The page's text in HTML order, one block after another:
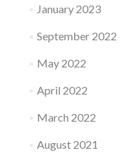
January 2023
September 2022
May 2022
April 2022
March 2022
August 2021